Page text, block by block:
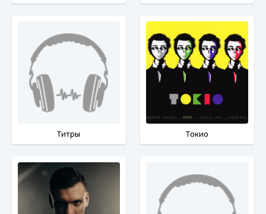
Титры Токио